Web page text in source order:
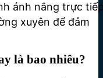
ánh nắng trực
xuyên để đảm
là bao nhiêu?